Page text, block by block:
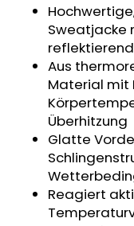
Sweatjacke
Aus
Material mit
Überhitzung
Glatte
Reagiert
OUTLAST®
GRAU
MELIERT
€43,35